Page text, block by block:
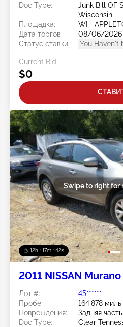
Doc Type:
Junk Bill OF
Wisconsin
Площадка:
WI -
Дата торгов:
08/06/2026
Статус ставки:
You Haven't
Current Bid:
$0
12h : 17m : 40s
Swipe to right for
2011 NISSAN Murano
Лот #:
45******
Пробег:
164,878 миль
Повреждения:
Задняя
Doc Type:
Clear